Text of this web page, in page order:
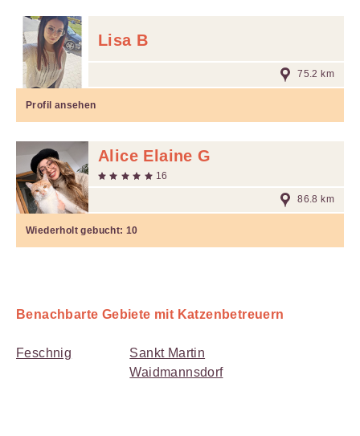
Lisa B
75.2 km
Profil ansehen
Alice Elaine G
16
86.8 km
Wiederholt gebucht:10
Benachbarte Gebiete mit Katzenbetreuern
Feschnig
Sankt Martin
Waidmannsdorf